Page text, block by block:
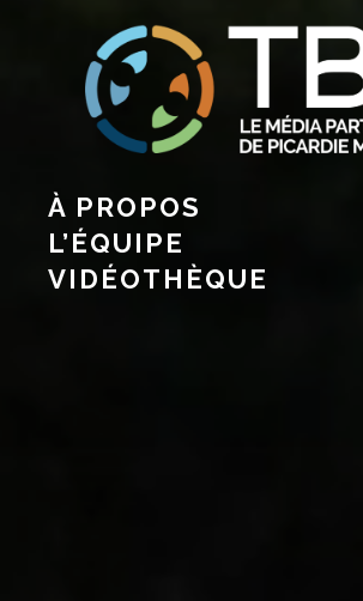
À PROPOS
L’ÉQUIPE
VIDÉOTHÈQUE